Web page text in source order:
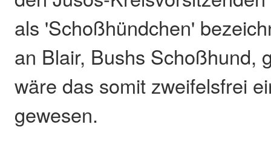
als 'Schoßhündchen'
an Blair, Bushs Schoßhund,
wäre das somit zweifelsfrei
gewesen.